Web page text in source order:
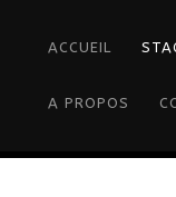
ACCUEIL
A PROPOS